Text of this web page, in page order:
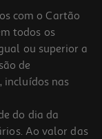
com o Cartão
todos os
ou superior a
de
incluídos nas
do dia da
Ao valor das